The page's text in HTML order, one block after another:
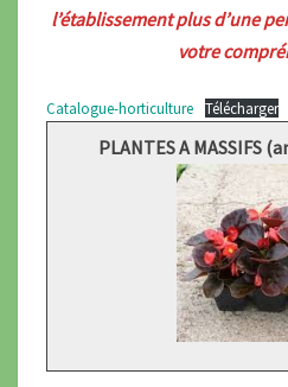
l’établissement plus d’une
votre
Catalogue-horticulture Télécharger
PLANTES A MASSIFS